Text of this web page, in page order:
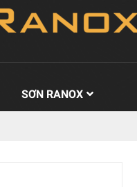
SƠN RANOX